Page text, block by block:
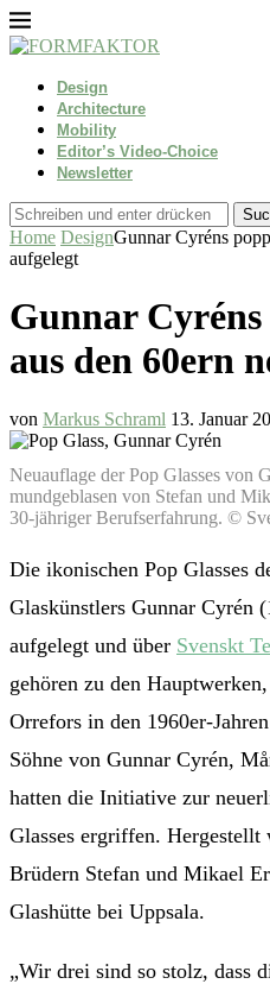
Design
Architecture
Mobility
Editor’s Video-Choice
Newsletter
Home DesignGunnar Cyréns
aufgelegt
Gunnar
aus den 60ern
von Markus Schraml 13. Januar
Neuauflage der Pop Glasses von
mundgeblasen von Stefan und
30-jähriger Berufserfahrung. ©
Die ikonischen Pop Glasses
Glaskünstlers Gunnar Cyrén
aufgelegt und über Svenskt
gehören zu den
Orrefors in den 1960er-
Söhne von Gunnar Cyrén,
hatten die Initiative zur
Glasses ergriffen. Hergestellt
Brüdern Stefan und Mikael
Glashütte bei Uppsala.
„Wir drei sind so stolz, dass